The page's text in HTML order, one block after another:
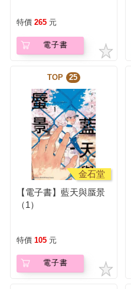
書限定特典】
特價 265 元
電子書
TOP 25
金石堂
【電子書】藍天與蜃景
（1）
特價 105 元
電子書